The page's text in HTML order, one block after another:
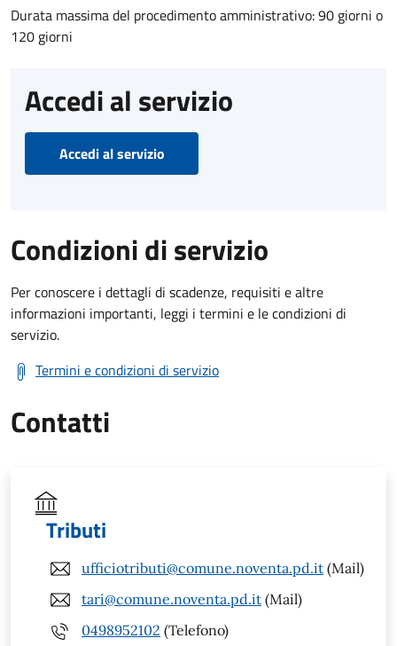
Durata massima del procedimento amministrativo: 90 giorni o
120 giorni
Accedi al servizio
Accedi al servizio
Condizioni di servizio
Per conoscere i dettagli di scadenze, requisiti e altre
informazioni importanti, leggi i termini e le condizioni di
servizio.
Termini e condizioni di servizio
Contatti
Tributi
ufficiotributi@comune.noventa.pd.it (Mail)
tari@comune.noventa.pd.it (Mail)
0498952102 (Telefono)